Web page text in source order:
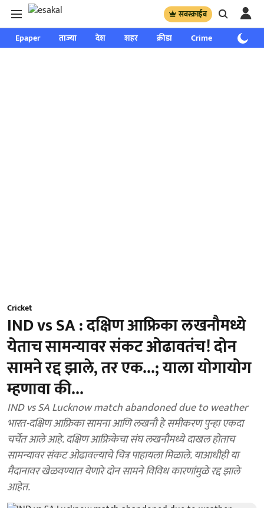
सबस्क्राईब
Epaper ताज्या देश शहर क्रीडा Crime साप्ताहिक
Cricket
IND vs SA : दक्षिण आफ्रिका लखनौमध्ये
येताच सामन्यावर संकट ओढावतंच! दोन
सामने रद्द झाले, तर एक...; याला योगायोग
म्हणावा की...
IND vs SA Lucknow match abandoned due to weather
भारत-दक्षिण आफ्रिका सामना आणि लखनौ हे समीकरण पुन्हा एकदा
चर्चेत आले आहे. दक्षिण आफ्रिकेचा संघ लखनौमध्ये दाखल होताच
सामन्यावर संकट ओढावल्याचे चित्र पाहायला मिळाले. याआधीही या
मैदानावर खेळवण्यात येणारे दोन सामने विविध कारणांमुळे रद्द झाले
आहेत.